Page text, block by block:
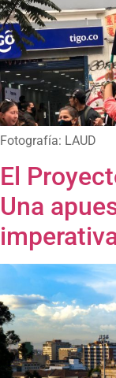
Fotografía: LAUD
El
Una